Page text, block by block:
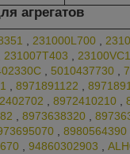
агрегатов
, 231000L700 ,
231007T403 ,
, 5010437730 ,
, 8971891122 ,
, 8972410210 ,
, 8973638320 ,
, 8980564390
, 94860302903 ,